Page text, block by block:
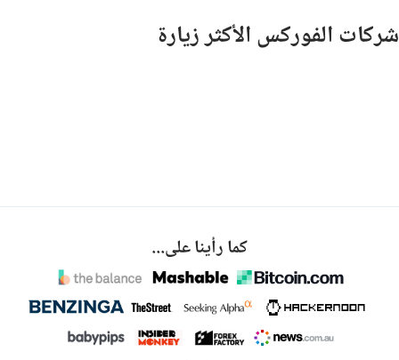
شركات الفوركس الأكثر زيارة
كما رأينا على...